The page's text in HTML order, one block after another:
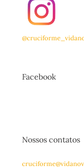
Facebook
Nossos contatos